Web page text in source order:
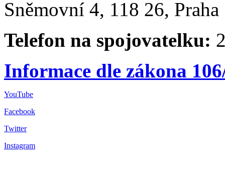
Sněmovní 4, 118 26,
Telefon na spojovatelku:
Informace dle zákona
YouTube
Facebook
Twitter
Instagram